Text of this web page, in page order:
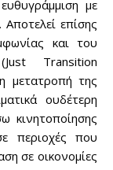
με
επίσης
και του
Transition
μετατροπή της
ουδέτερη
κινητοποίησης
περιοχές που
σε οικονομίες